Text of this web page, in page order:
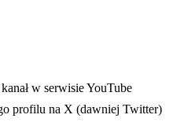
nowej karciew serwisie YouTube
profilu na X (dawniej Twitter)